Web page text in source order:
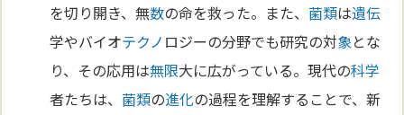
を切り開き、無数の命を救った。また、 菌類は遺伝
学やバイオテクノ ロジーの分野でも研究の対象とな
り、その応用は無限大に広がっている。現代の科学
者たちは、 菌類の進化の過程を理解することで、新